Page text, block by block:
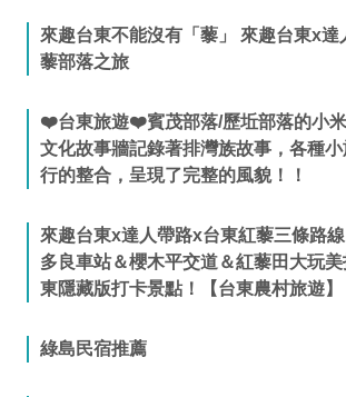
來趣台東不能沒有「藜」 來趣台東x達
藜部落之旅
❤️台東旅遊❤️賓茂部落/歷坵部落的小
文化故事牆記錄著排灣族故事，各種
行的整合，呈現了完整的風貌！！
來趣台東x達人帶路x台東紅藜三條路
多良車站＆櫻木平交道＆紅藜田大玩
東隱藏版打卡景點！【台東農村旅遊】
綠島民宿推薦